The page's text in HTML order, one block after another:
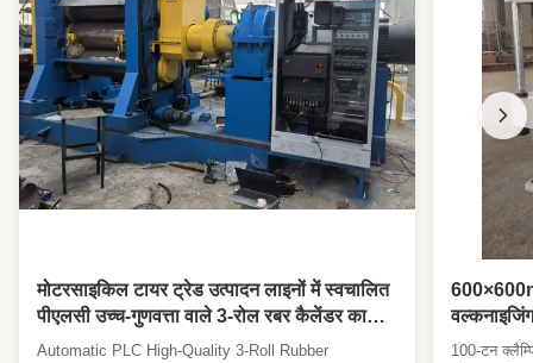
मोटरसाइकिल टायर ट्रेड उत्पादन लाइनों में स्वचालित
पीएलसी उच्च-गुणवत्ता वाले 3-रोल रबर कैलेंडर का
उपयोग किया जाता है।
Automatic PLC High-Quality 3-Roll Rubber
साथ रबर
100-टन